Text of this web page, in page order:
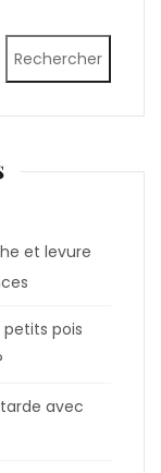
Rechercher
et levure
pois
avec